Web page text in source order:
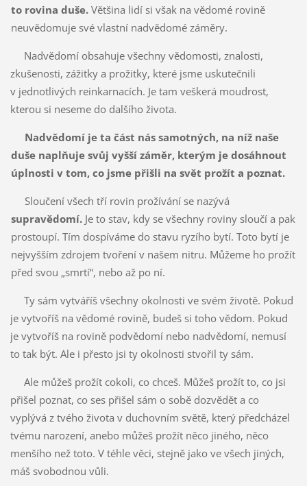
to rovina duše.Většina lidí si však na vědomé rovině
neuvědomuje své vlastní nadvědomé záměry.
Nadvědomí obsahuje všechny vědomosti, znalosti,
zkušenosti, zážitky a prožitky, které jsme uskutečnili
v jednotlivých reinkarnacích. Je tam veškerá moudrost,
kterou si neseme do dalšího života.
Nadvědomí je ta část nás samotných, na níž naše
duše naplňuje svůj vyšší záměr, kterým je dosáhnout
úplnosti v tom, co jsme přišli na svět prožít a poznat.
Sloučení všech tří rovin prožívání se nazývá
supravědomí.Je to stav, kdy se všechny roviny sloučí a pak
prostoupí. Tím dospíváme do stavu ryzího bytí. Toto bytí je
nejvyšším zdrojem tvoření v našem nitru. Můžeme ho prožít
před svou „smrtí“, nebo až po ní.
Ty sám vytváříš všechny okolnosti ve svém životě. Pokud
je vytvoříš na vědomé rovině, budeš si toho vědom. Pokud
je vytvoříš na rovině podvědomí nebo nadvědomí, nemusí
to tak být. Ale i přesto jsi ty okolnosti stvořil ty sám.
Ale můžeš prožít cokoli, co chceš. Můžeš prožít to, co jsi
přišel poznat, co ses přišel sám o sobě dozvědět a co
vyplývá z tvého života v duchovním světě, který předcházel
tvému narození, anebo můžeš prožít něco jiného, něco
menšího než toto. V téhle věci, stejně jako ve všech jiných,
máš svobodnou vůli.